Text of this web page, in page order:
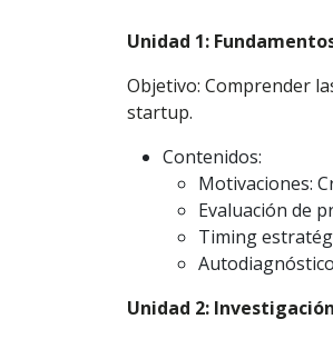
Unidad 1:
Objetivo: Comprender
startup.
Contenidos:
Motivaciones:
Evaluación de
Timing
Unidad 2: